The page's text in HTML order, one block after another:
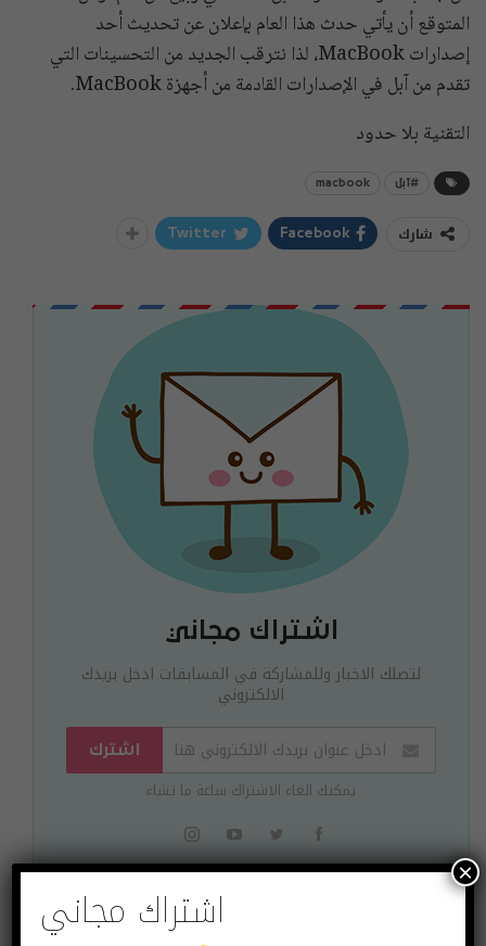
المتوقع أن يأتي حدث هذا العام بإعلان عن تحديث أحد
إصدارات MacBook، لذا نترقب الجديد من التحسينات التي
تقدم من آبل في الإصدارات القادمة من أجهزة MacBook.
التقنية بلا حدود
#آبل macbook
شارك Facebook
Twitter
اشتراك مجاني
لتصلك الاخبار وللمشاركة في المسابقات ادخل بريدك
الالكتروني
اشترك
يمكنك الغاء الاشتراك ساعة ما تشاء
اشتراك مجاني
×